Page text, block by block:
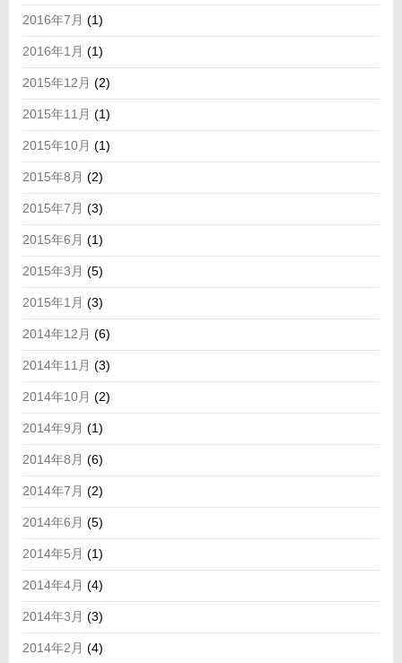
2016年7月 (1)
2016年1月 (1)
2015年12月 (2)
2015年11月 (1)
2015年10月 (1)
2015年8月 (2)
2015年7月 (3)
2015年6月 (1)
2015年3月 (5)
2015年1月 (3)
2014年12月 (6)
2014年11月 (3)
2014年10月 (2)
2014年9月 (1)
2014年8月 (6)
2014年7月 (2)
2014年6月 (5)
2014年5月 (1)
2014年4月 (4)
2014年3月 (3)
2014年2月 (4)